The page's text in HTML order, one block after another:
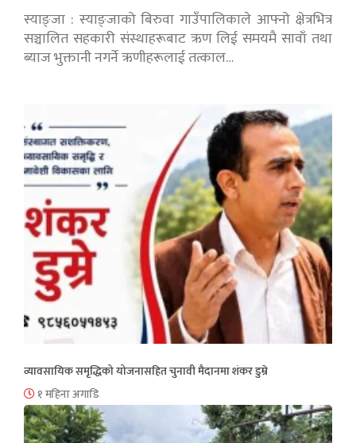
स्याङ्जा : स्याङ्जाको बिरुवा गाउँपालिकाले आफ्नो क्षेत्रभित्र
सञ्चालित सहकारी संस्थाहरूबाट ऋण लिई समयमै सावाँ तथा
ब्याज भुक्तानी नगर्ने ऋणीहरूलाई तत्काल…
व्यावसायिक समृद्धिको योजनासहित चुनावी मैदानमा शंकर डुम्रे
१ महिना अगाडि